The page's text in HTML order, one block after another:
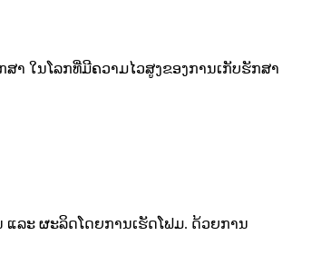
າ ໃນໂລກທີ່ມີຄວາມໄວສູງຂອງການເກັບຮັກສາ
ແລະ ຜະລິດໂດຍການເຮັດໂຟມ. ດ້ວຍການ